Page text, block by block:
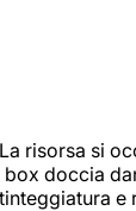
La risorsa
doccia